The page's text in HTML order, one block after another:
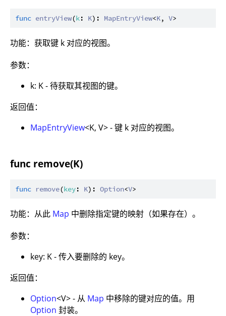
func entryView(k: K): MapEntryView<K, V
功能：获取键 k 对应的视图。
参数：
k: K - 待获取其视图的键。
返回值：
MapEntryView<K, V> - 键 k 对应的视图。
func remove(K)
func remove(key: K): Option<V
功能：从此 Map 中删除指定键的映射（如果存在）。
参数：
key: K - 传入要删除的 key。
返回值：
Option<V> - 从 Map 中移除的键对应的值。用
Option 封装。